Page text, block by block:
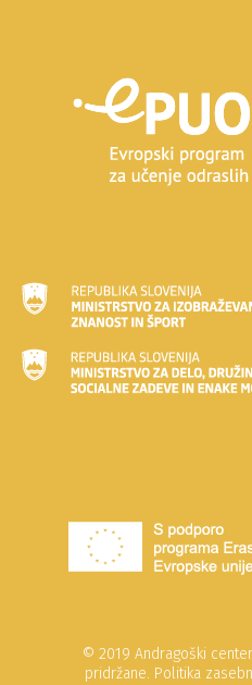
© 2019 Andragoški
pridržane. Politika